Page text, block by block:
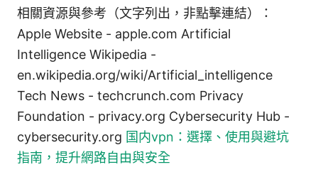
相關資源與參考（文字列出，非點擊連結）：
Apple Website - apple.com Artificial
Intelligence Wikipedia -
en.wikipedia.org/wiki/Artificial_intelligence
Tech News - techcrunch.com Privacy
Foundation - privacy.org Cybersecurity Hub -
cybersecurity.org 国内vpn：選擇、使用與避坑
指南，提升網路自由與安全